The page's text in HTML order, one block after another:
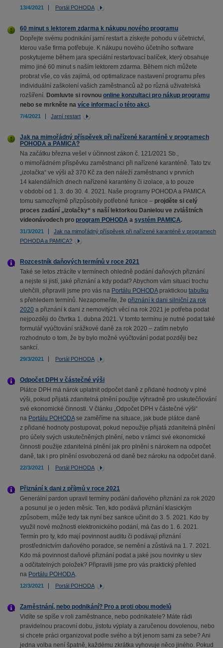
13/4/2021 Portál POHODA
60 minut s lektorem zdarma k nákupu nového programu
Dopřejte svému podnikání jarní restart a získejte pohodu v účetnictví,
kterou vaše firma potřebuje. K nákupu nového účetního software
poskytujeme během jara speciální restartovací balíček, který obsahuje
mimo jiné 60 minut s naším lektorem zdarma. Během nich můžete
probrat vše, co vás zajímá, od optimalizace nastavení programu přes
individuální zaškolení vašich zaměstnanců až po různá uživatelská
rozšíření. Domluvte si rovnou online konzultaci pro nákup programu
nebo se mrkněte na více informací o této akci.
7/4/2021 Jarní restart
Jak na mimořádný příspěvek při nařízené karanténě v programech
POHODA a PAMICA?
Na začátku března vešel v účinnost zákon č. 121/2021 Sb.,
o mimořádném příspěvku zaměstnanci při nařízené karanténě. Tato tzv.
„izolačka“ ve výši až 370 Kč za den náleží zaměstnanci v prvních
14 kalendářních dnech nařízené karantény či izolace, a to pouze
v období od 1. 3. do 30. 4. 2021. Naše programy POHODA a PAMICA
tomu samozřejmě přizpůsobily potřebné funkce – projděte si celý
proces zadání „izolačky“ s naší lektorkou Danielou ve zvláštních
videonávodech pro program POHODA a systém PAMICA.
31/3/2021
Jak na mimořádný příspěvek při nařízené karanténě v programech
POHODA a PAMICA?
Rozcestník daňových termínů v roce 2021
Také se letos ztrácíte v termínech ohledně podání daňových přiznání
a nejste si jistí, jaké přiznání a kdy podat? Abychom vám situaci trochu
ulehčili, připravili jsme pro vás na Portálu POHODApraktickou tabulku
s přehledem termínů. Nezapomeňte, že přiznání k dani silniční za rok
2020 a přiznání k dani z nemovitých věcí na rok 2021 je potřeba podat
nejpozději do čtvrtka 1. dubna 2021. V tomto termínu je nutné podat také
formulář vyúčtování srážkové daně za rok 2020 – zatím nebylo
rozhodnuto o tom, že by bylo možné vyúčtování podat později bez
sankcí.
29/3/2021 Portál POHODA
Odpočet DPH v částečné výši
Plátce DPH má nárok uplatnit odpočet daně z přidané hodnoty v plné
výši, pokud přijatá zdanitelná plnění použije výhradně pro uskutečňování
své ekonomické činnosti. V článku „Odpočet DPH v částečné výši“
na Portálu POHODAse zaměříme na situace, jak bude plátce daně
z přidané hodnoty postupovat, pokud nepoužije přijatá zdanitelná plnění
pro účely svých uskutečněných plnění, nebo v rámci své ekonomické
činnosti použije zdanitelná plnění jak pro plnění s nárokem na odpočet
daně, tak i pro plnění osvobozená od daně bez nároku na odpočet daně.
22/3/2021 Portál POHODA
Přiznání k dani z příjmů v roce 2021
Generální pardon upravil termíny podání daňového přiznání za rok 2020
a posunul je o jeden měsíc. Ten, kdo podává přiznání klasickým
způsobem, může tedy tak nyní bez sankce učinit do 3. 5. 2021. Kdo by
využil nové možnosti elektronického podání, má čas do 1. 6. 2021.
Termín pro ty, kdo mají povinnost auditu či podávají přiznání
prostřednictvím daňového poradce, se nemění a zůstává na 1. 7. 2021.
Kdo má povinnost daňové přiznání podat a jaké jsou novinky u slev
a odčitatelných položek? Připravili jsme pro vás praktický přehled
na Portálu POHODA.
12/3/2021 Portál POHODA
Zaměstnání, nebo podnikání? Pro a proti obou modelů
Vidíte se spíše v roli zaměstnance, nebo podnikatele? Máte rádi
pravidelnou pracovní dobu, jistotu výplaty a zaručenou dovolenou, nebo
si chcete práci organizovat podle svého a být jenom sami za sebe? Ani
jedna volba není špatně, každému zkrátka vyhovuje něco jiného. Pokud